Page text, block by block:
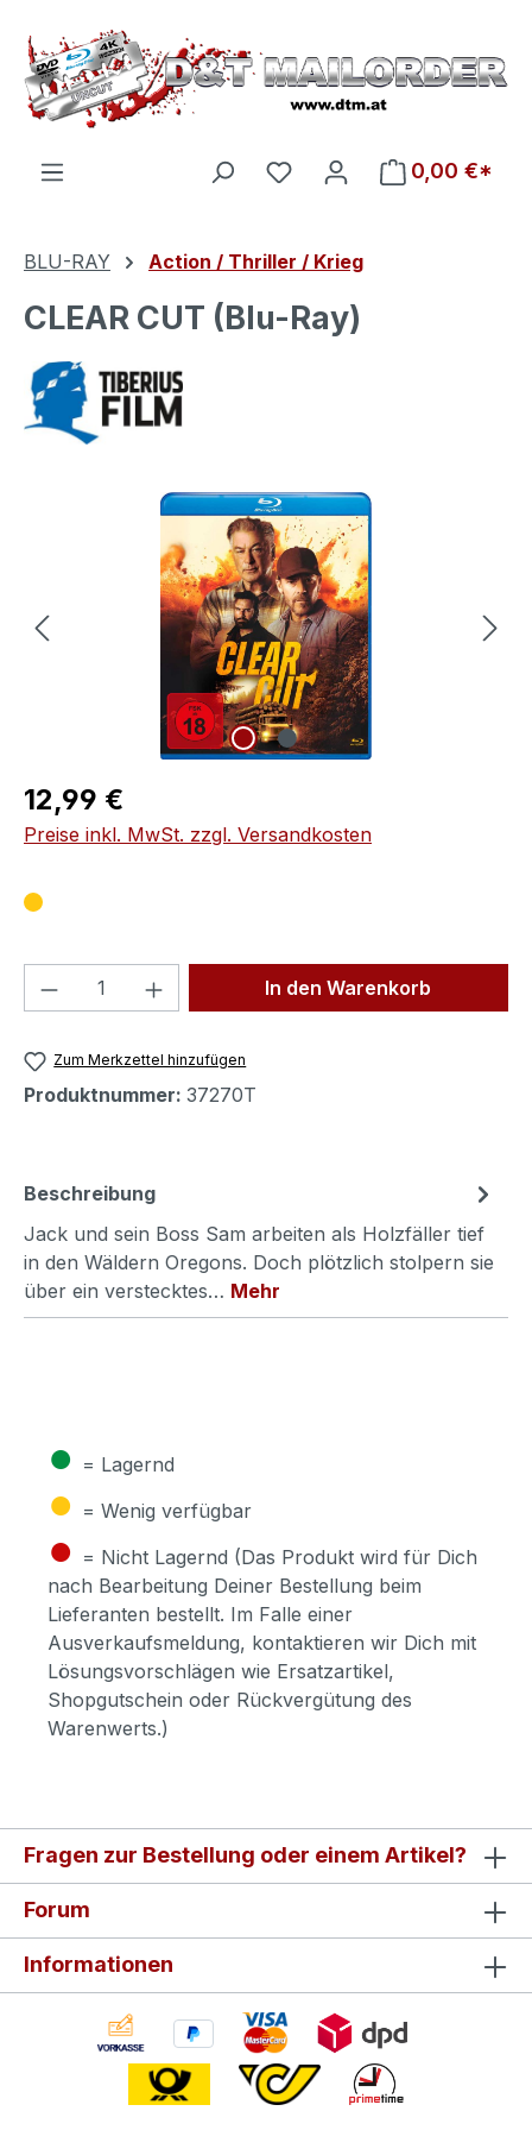
Zum Hauptinhalt springen
Du hast 0 Produkte auf
0,00 €*
BLU-RAY Action / Thriller / Krieg
CLEAR CUT (Blu-Ray)
Bildergalerie überspringen
Regulärer Preis:
12,99 €
Preise inkl. MwSt. zzgl. Versandkosten
Produkt Anzahl: Gib denIn den Warenkorb
Zum Merkzettel hinzufügen
Produktnummer: 37270T
Beschreibung
Jack und sein Boss Sam arbeiten als Holzfäller tief
in den Wäldern Oregons. Doch plötzlich stolpern sie
über ein verstecktes… Mehr
● = Lagernd
● = Wenig verfügbar
● = Nicht Lagernd (Das Produkt wird für Dich
nach Bearbeitung Deiner Bestellung beim
Lieferanten bestellt. Im Falle einer
Ausverkaufsmeldung, kontaktieren wir Dich mit
Lösungsvorschlägen wie Ersatzartikel,
Shopgutschein oder Rückvergütung des
Warenwerts.)
Fragen zur Bestellung oder einem Artikel?
Forum
Informationen